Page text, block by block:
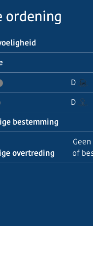
ordening
D
D
bestemming
overtreding
of